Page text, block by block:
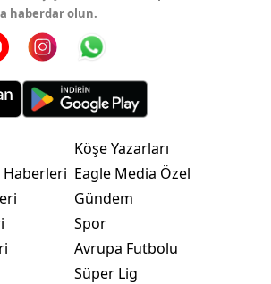
haberdar olun.
Haberleri
Köşe Yazarları
Eagle Media Özel
Gündem
Spor
Avrupa Futbolu
Süper Lig